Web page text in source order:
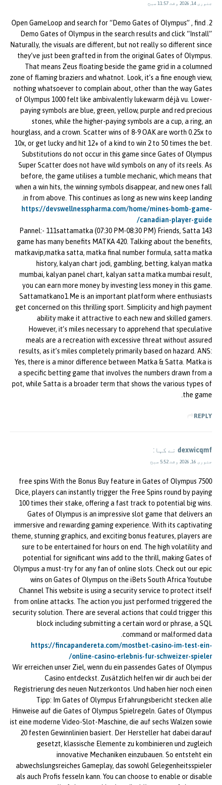
جنوری 14, 2026 وقت 11:57 صبح
2. Open GameLoop and search for “Demo Gates of Olympus” , find
Demo Gates of Olympus in the search results and click “Install”
Naturally, the visuals are different, but not really so different since
they’ve just been grafted in from the original Gates of Olympus.
That means Zeus floating beside the game grid in a columned
zone of flaming braziers and whatnot. Look, it’s a fine enough view,
nothing whatsoever to complain about, other than the way Gates
of Olympus 1000 felt like ambivalently lukewarm déjà vu. Lower-
paying symbols are blue, green, yellow, purple and red precious
stones, while the higher-paying symbols are a cup, a ring, an
hourglass, and a crown. Scatter wins of 8-9 OAK are worth 0.25x to
10x, or get lucky and hit 12+ of a kind to win 2 to 50 times the bet.
Substitutions do not occur in this game since Gates of Olympus
Super Scatter does not have wild symbols on any of its reels. As
before, the game utilises a tumble mechanic, which means that
when a win hits, the winning symbols disappear, and new ones fall
in from above. This continues as long as new wins keep landing.
https://devswellnesspharma.com/home/mines-bomb-game-
canadian-player-guide/
Pannel:- 111sattamatka (07:30 PM-08:30 PM) Friends, Satta 143
game has many benefits MATKA 420. Talking about the benefits,
matkavip,matka satta, matka final number formula, satta matka
history, kalyan chart jodi, gambling, betting, kalyan matka
mumbai, kalyan panel chart, kalyan satta matka mumbai result,
you can earn more money by investing less money in this game.
Sattamatkano1.Me is an important platform where enthusiasts
get concerned on this thrilling sport. Simplicity and high payment
ability make it attractive to each new and skilled gamers.
However, it’s miles necessary to apprehend that speculative
meals are a recreation with excessive threat without assured
results, as it’s miles completely primarily based on hazard. ANS:
Yes, there is a minor difference between Matka & Satta. Matka is
a specific betting game that involves the numbers drawn from a
pot, while Satta is a broader term that shows the various types of
the game.
REPLY
dexwicqmf نے کہا:
جنوری 16, 2026 وقت 5:52 صبح
7500 free spins With the Bonus Buy feature in Gates of Olympus
Dice, players can instantly trigger the Free Spins round by paying
100 times their stake, offering a fast track to potential big wins.
Gates of Olympus is an impressive slot game that delivers an
immersive and rewarding gaming experience. With its captivating
theme, stunning graphics, and exciting bonus features, players are
sure to be entertained for hours on end. The high volatility and
potential for significant wins add to the thrill, making Gates of
Olympus a must-try for any fan of online slots. Check out our epic
wins on Gates of Olympus on the iBets South Africa Youtube
Channel This website is using a security service to protect itself
from online attacks. The action you just performed triggered the
security solution. There are several actions that could trigger this
block including submitting a certain word or phrase, a SQL
command or malformed data.
https://fincapandereta.com/mostbet-casino-im-test-ein-
online-casino-erlebnis-fur-schweizer-spieler/
Wir erreichen unser Ziel, wenn du ein passendes Gates of Olympus
Casino entdeckst. Zusätzlich helfen wir dir auch bei der
Registrierung des neuen Nutzerkontos. Und haben hier noch einen
Tipp: Im Gates of Olympus Erfahrungsbericht stecken alle
Hinweise auf die Gates of Olympus Spielregeln. Gates of Olympus
ist eine moderne Video-Slot-Maschine, die auf sechs Walzen sowie
20 festen Gewinnlinien basiert. Der Hersteller hat dabei darauf
gesetzt, klassische Elemente zu kombinieren und zugleich
innovative Mechaniken einzubauen. So entsteht ein
abwechslungsreiches Gameplay, das sowohl Gelegenheitsspieler
als auch Profis fesseln kann. You can choose to enable or disable